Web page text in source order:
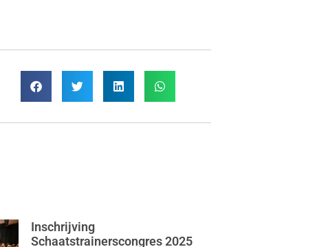
Inschrijving
Schaatstrainerscongres 2025